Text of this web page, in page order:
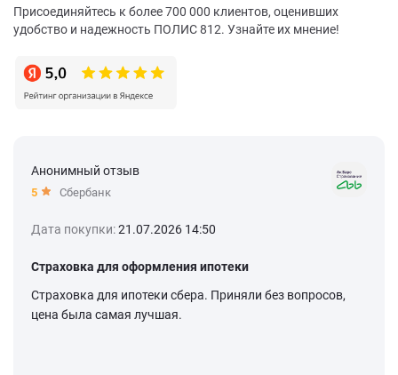
Присоединяйтесь к более 700 000 клиентов, оценивших
удобство и надежность ПОЛИС 812. Узнайте их мнение!
Анонимный отзыв
5 Сбербанк
Дата покупки:21.07.2026 14:50
Страховка для оформления ипотеки
Страховка для ипотеки сбера. Приняли без вопросов,
цена была самая лучшая.